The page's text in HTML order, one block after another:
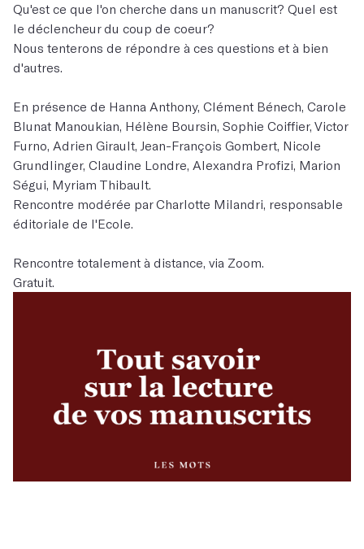
Qu'est ce que l'on cherche dans un manuscrit? Quel est
le déclencheur du coup de coeur?
Nous tenterons de répondre à ces questions et à bien
d'autres.
En présence de Hanna Anthony, Clément Bénech, Carole
Blunat Manoukian, Hélène Boursin, Sophie Coiffier, Victor
Furno, Adrien Girault, Jean-François Gombert, Nicole
Grundlinger, Claudine Londre, Alexandra Profizi, Marion
Ségui, Myriam Thibault.
Rencontre modérée par Charlotte Milandri, responsable
éditoriale de l'Ecole.
Rencontre totalement à distance, via Zoom.
Gratuit.